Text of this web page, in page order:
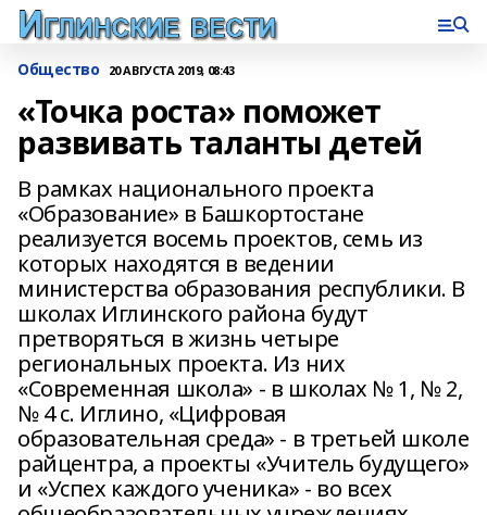
Общество 20 АВГУСТА 2019, 08:43
«Точка роста» поможет
развивать таланты детей
В рамках национального проекта
«Образование» в Башкортостане
реализуется восемь проектов, семь из
которых находятся в ведении
министерства образования республики. В
школах Иглинского района будут
претворяться в жизнь четыре
региональных проекта. Из них
«Современная школа» - в школах № 1, № 2,
№ 4 с. Иглино, «Цифровая
образовательная среда» - в третьей школе
райцентра, а проекты «Учитель будущего»
и «Успех каждого ученика» - во всех